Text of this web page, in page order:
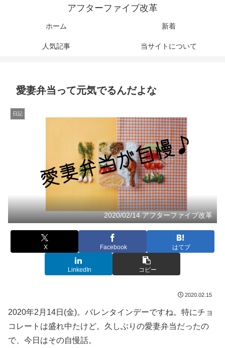
アフターファイブ改革
ホーム 新着
人気記事 当サイトについて
愛妻弁当って元気でるんだよな
日記
2020/02/14 アフターファイブ改革
X Facebook はてブ
LinkedIn コピー
2020.02.15
2020年2月14日(金)。バレンタインデーですね。特にチョ
コレートは盛れ中たけど。久しぶりの愛妻弁当だったの
で、今日はその自慢話。